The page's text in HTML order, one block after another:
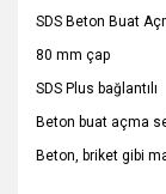
SDS Beton Buat
80 mm çap
SDS Plus bağlantılı
Beton buat açma
Beton, briket gibi